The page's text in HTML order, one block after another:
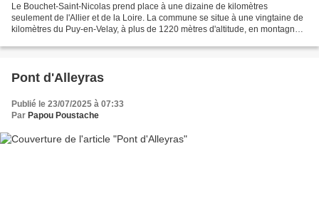
Le Bouchet-Saint-Nicolas prend place à une dizaine de kilomètres
seulement de l'Allier et de la Loire. La commune se situe à une vingtaine de
kilomètres du Puy-en-Velay, à plus de 1220 mètres d'altitude, en montagne.
Pont d'Alleyras
Publié le 23/07/2025 à 07:33
Par Papou Poustache